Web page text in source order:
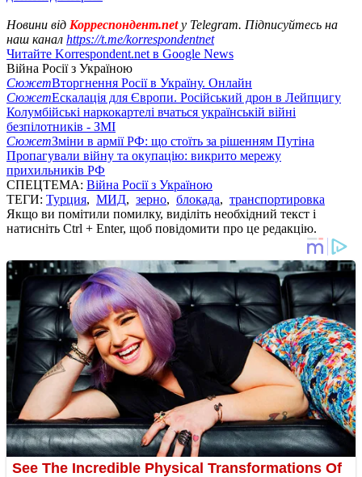
Новини від Корреспондент.netу Telegram. Підписуйтесь на
наш канал https://t.me/korrespondentnet
Читайте Korrespondent.net в Google News
Війна Росії з Україною
СюжетВторгнення Росії в Україну. Онлайн
СюжетЕскалація для Європи. Російський дрон в Лейпцигу
Колумбійські наркокартелі вчаться українській війні
безпілотників - ЗМІ
СюжетЗміни в армії РФ: що стоїть за рішенням Путіна
Пропагували війну та окупацію: викрито мережу
прихильників РФ
СПЕЦТЕМА: Війна Росії з Україною
ТЕГИ: Турция, МИД, зерно, блокада, транспортировка
Якщо ви помітили помилку, виділіть необхідний текст і
натисніть Ctrl + Enter, щоб повідомити про це редакцію.